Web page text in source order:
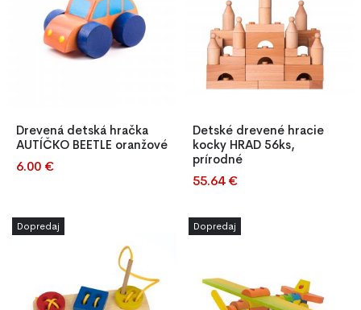
Drevená detská hračka
AUTÍČKO BEETLE oranžové
Pretekanie, cestovanie a
príležitosťou, ako sa hrať
spoločne so svojim
batoľaťom. A mimochodom,
toto prekrásne, ručne
vyrábané autíčko, môže byť
úžasnou ozdobou nielen
6.00 €
Detské drevené hracie
kocky HRAD 56ks,
prírodné
Sada sa skladá z 56
umožnia vytvoriť akúkoľvek
stavbu. Ich premiestňovanie a
kreativitu a schopnosť
koncentrácie a hlavne robí
55.64 €
Dopredaj Dopredaj